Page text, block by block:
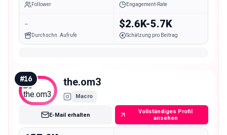
Follower Engagement-Rate
-
Durchschn. Aufrufe
$2.6K-5.7K
Schätzung pro Beitrag
#16 the.om3
Macro
E-Mail erhalten
Vollständiges Profil
ansehen